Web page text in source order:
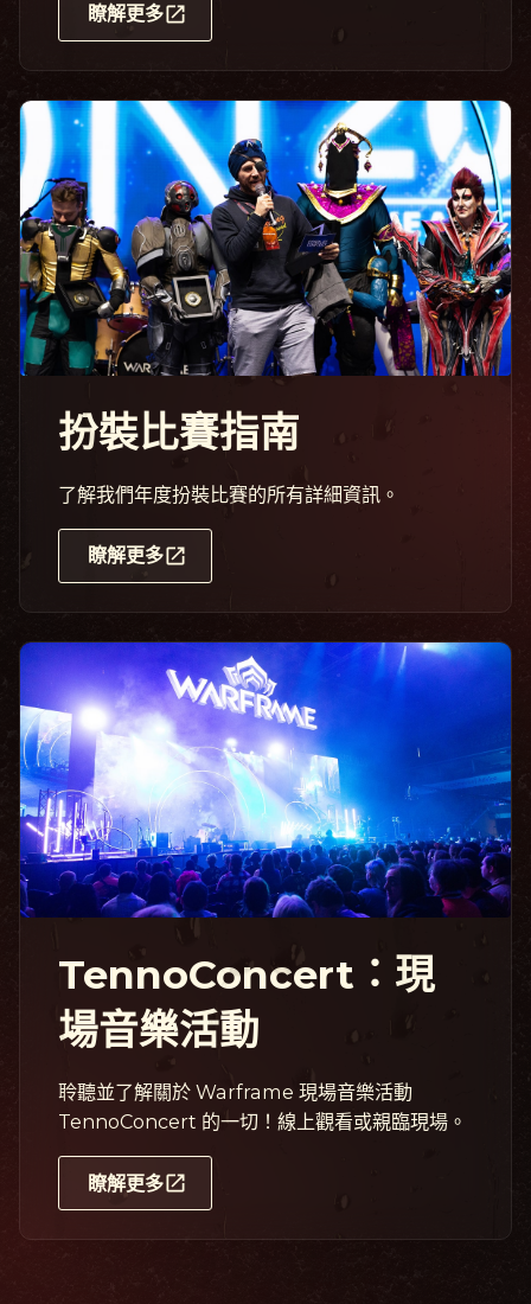
瞭解更多
扮裝比賽指南
了解我們年度扮裝比賽的所有詳細資訊。
瞭解更多
TennoConcert：現
場音樂活動
聆聽並了解關於 Warframe 現場音樂活動
TennoConcert 的一切！線上觀看或親臨現場。
瞭解更多